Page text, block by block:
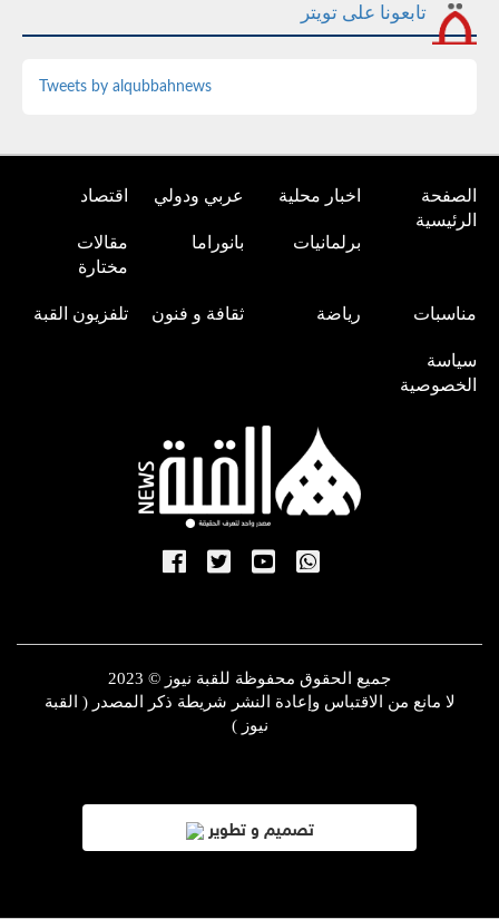
تابعونا على تويتر
Tweets by alqubbahnews
الصفحة
الرئيسية
اخبار محلية عربي ودولي اقتصاد
برلمانيات بانوراما
مقالات
مختارة
مناسبات رياضة ثقافة و فنون تلفزيون القبة
سياسة
الخصوصية
جميع الحقوق محفوظة للقبة نيوز © 2023
لا مانع من الاقتباس وإعادة النشر شريطة ذكر المصدر ( القبة
نيوز )
تصميم و تطوير